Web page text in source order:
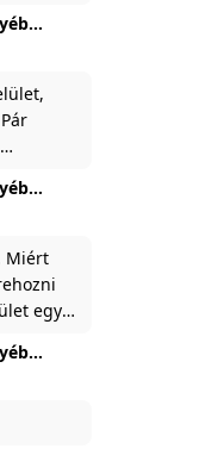
napot,
a
-
:)
Miért
egy